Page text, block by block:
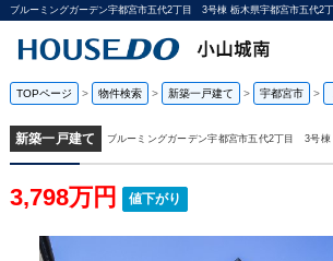
TOPページ > 物件検索 > 新築一戸建て > 宇都宮市 >
新築一戸建て ブルーミングガーデン宇都宮市五代2丁目 3号棟
3,798万円 値下がり